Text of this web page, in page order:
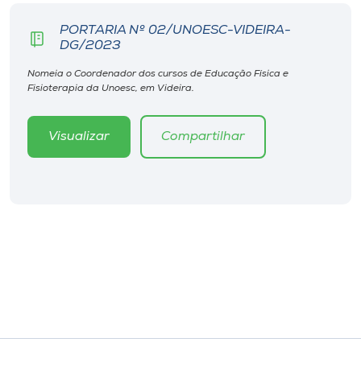
Biblioteca
Editora
Rádio
o idioma
PORTARIA Nº 02/UNOESC-VIDEIRA-
DG/2023
Nomeia o Coordenador dos cursos de Educação Física e
Fisioterapia da Unoesc, em Videira.
Visualizar Compartilhar